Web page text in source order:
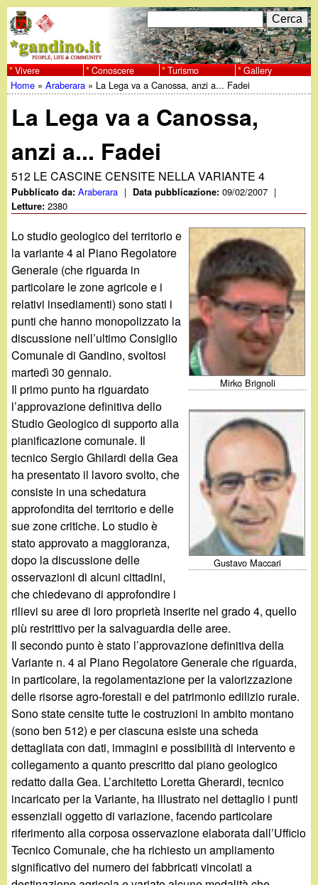
al
contenuto
principale
w
w
w
.
g
a
n
d
i
n
o
.
i
t
F
o
r
m
d
i
r
i
c
e
r
c
a
C
e
r
c
a
Vivere Conoscere Turismo Gallery
Tu
sei
qui
Home »Araberara » La Lega va a Canossa, anzi a... Fadei
La Lega va a Canossa,
anzi a... Fadei
512 LE CASCINE CENSITE NELLA VARIANTE 4
Pubblicato da:Araberara | Data pubblicazione:09/02/2007 |
Letture:2380
Mirko Brignoli
Gustavo Maccari
Lo studio geologico del territorio e
la variante 4 al Piano Regolatore
Generale (che riguarda in
particolare le zone agricole e i
relativi insediamenti) sono stati i
punti che hanno monopolizzato la
discussione nell’ultimo Consiglio
Comunale di Gandino, svoltosi
martedì 30 gennaio.
Il primo punto ha riguardato
l’approvazione definitiva dello
Studio Geologico di supporto alla
pianificazione comunale. Il
tecnico Sergio Ghilardi della Gea
ha presentato il lavoro svolto, che
consiste in una schedatura
approfondita del territorio e delle
sue zone critiche. Lo studio è
stato approvato a maggioranza,
dopo la discussione delle
osservazioni di alcuni cittadini,
che chiedevano di approfondire i
rilievi su aree di loro proprietà inserite nel grado 4, quello
più restrittivo per la salvaguardia delle aree.
Il secondo punto è stato l’approvazione definitiva della
Variante n. 4 al Piano Regolatore Generale che riguarda,
in particolare, la regolamentazione per la valorizzazione
delle risorse agro-forestali e del patrimonio edilizio rurale.
Sono state censite tutte le costruzioni in ambito montano
(sono ben 512) e per ciascuna esiste una scheda
dettagliata con dati, immagini e possibilità di intervento e
collegamento a quanto prescritto dal piano geologico
redatto dalla Gea. L’architetto Loretta Gherardi, tecnico
incaricato per la Variante, ha illustrato nel dettaglio i punti
essenziali oggetto di variazione, facendo particolare
riferimento alla corposa osservazione elaborata dall’Ufficio
Tecnico Comunale, che ha richiesto un ampliamento
significativo del numero dei fabbricati vincolati a